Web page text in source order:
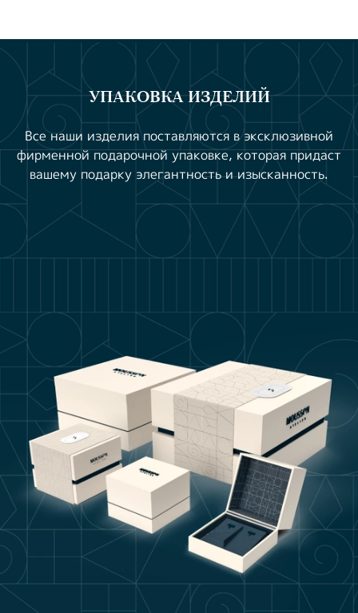
УПАКОВКА ИЗДЕЛИЙ
Все наши изделия поставляются в эксклюзивной
фирменной подарочной упаковке, которая придаст
вашему подарку элегантность и изысканность.